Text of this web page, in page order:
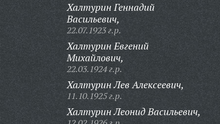
Халтурин Геннадий
Васильевич,
22.07.1923 г.р.
Халтурин Евгений
Михайлович,
22.03.1924 г.р.
Халтурин Лев Алексеевич,
11.10.1925 г.р.
Халтурин Леонид Васильевич,